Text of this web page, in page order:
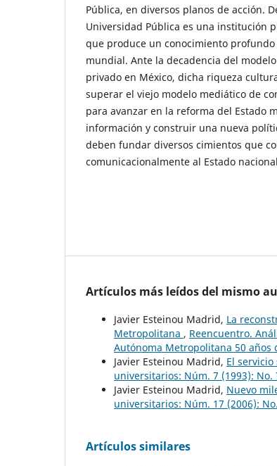
Pública, en diversos planos de acción.
Universidad Pública es una institución
que produce un conocimiento
mundial. Ante la decadencia del
privado en México, dicha riqueza
superar el viejo modelo mediático de
para avanzar en la reforma del Estado
información y construir una nueva
deben fundar diversos cimientos que
comunicacionalmente al Estado
Artículos más leídos del mismo
Javier Esteinou Madrid, La
Metropolitana , Reencuentro.
Autónoma Metropolitana 50 años
Javier Esteinou Madrid, El
universitarios: Núm. 7 (1993): No.
Javier Esteinou Madrid, Nuevo
universitarios: Núm. 17 (2006):
Artículos similares